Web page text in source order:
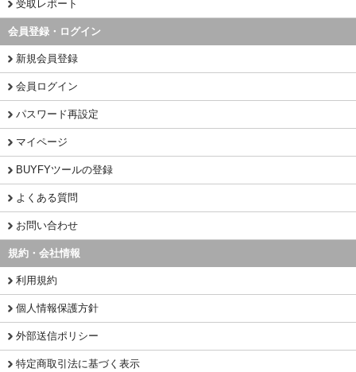
受取レポート
会員登録・ログイン
新規会員登録
会員ログイン
パスワード再設定
マイページ
BUYFYツールの登録
よくある質問
お問い合わせ
規約・会社情報
利用規約
個人情報保護方針
外部送信ポリシー
特定商取引法に基づく表示